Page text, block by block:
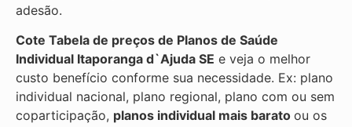
adesão.
Cote Tabela de preços de Planos de Saúde
Individual Itaporanga d`Ajuda SE e veja o melhor
custo benefício conforme sua necessidade. Ex: plano
individual nacional, plano regional, plano com ou sem
coparticipação, planos individual mais barato ou os